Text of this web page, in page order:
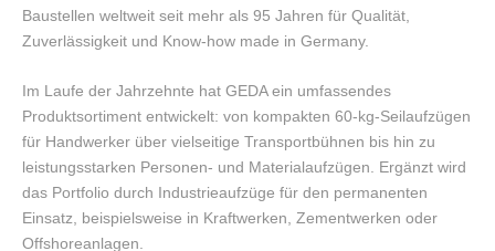
Baustellen weltweit seit mehr als 95 Jahren für Qualität,
Zuverlässigkeit und Know-how made in Germany.
Im Laufe der Jahrzehnte hat GEDA ein umfassendes
Produktsortiment entwickelt: von kompakten 60-kg-Seilaufzügen
für Handwerker über vielseitige Transportbühnen bis hin zu
leistungsstarken Personen- und Materialaufzügen. Ergänzt wird
das Portfolio durch Industrieaufzüge für den permanenten
Einsatz, beispielsweise in Kraftwerken, Zementwerken oder
Offshoreanlagen.